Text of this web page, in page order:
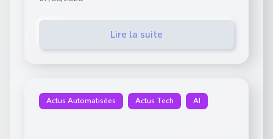
Lire la suite
Actus Automatisées Actus Tech AI